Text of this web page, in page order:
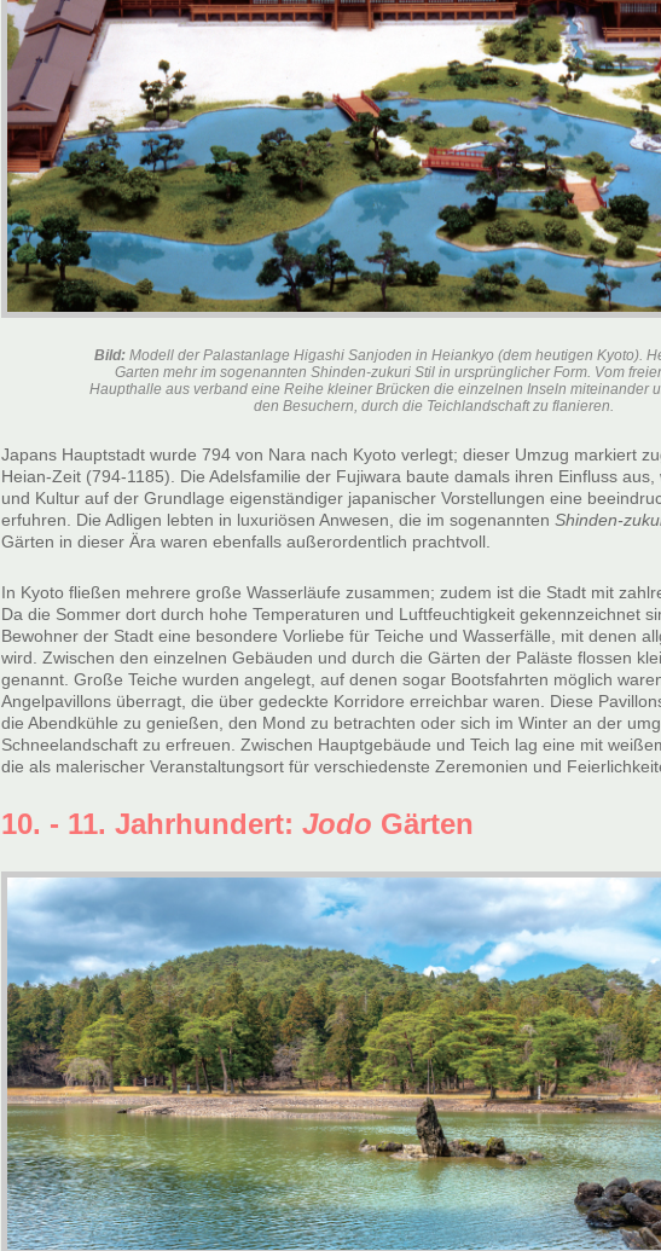
Bild: Modell der Palastanlage Higashi Sanjoden in Heiankyo (dem heutigen Kyoto).
Garten mehr im sogenannten Shinden-zukuri Stil in ursprünglicher Form. Vom
Haupthalle aus verband eine Reihe kleiner Brücken die einzelnen Inseln miteinander
den Besuchern, durch die Teichlandschaft zu flanieren.
Japans Hauptstadt wurde 794 von Nara nach Kyoto verlegt; dieser Umzug markiert
Heian-Zeit (794-1185). Die Adelsfamilie der Fujiwara baute damals ihren Einfluss
und Kultur auf der Grundlage eigenständiger japanischer Vorstellungen eine
erfuhren. Die Adligen lebten in luxuriösen Anwesen, die im sogenannten Shinden-
Gärten in dieser Ära waren ebenfalls außerordentlich prachtvoll.
In Kyoto fließen mehrere große Wasserläufe zusammen; zudem ist die Stadt mit
Da die Sommer dort durch hohe Temperaturen und Luftfeuchtigkeit gekennzeichnet
Bewohner der Stadt eine besondere Vorliebe für Teiche und Wasserfälle, mit denen
wird. Zwischen den einzelnen Gebäuden und durch die Gärten der Paläste flossen
genannt. Große Teiche wurden angelegt, auf denen sogar Bootsfahrten möglich
Angelpavillons überragt, die über gedeckte Korridore erreichbar waren. Diese
die Abendkühle zu genießen, den Mond zu betrachten oder sich im Winter an der
Schneelandschaft zu erfreuen. Zwischen Hauptgebäude und Teich lag eine mit
die als malerischer Veranstaltungsort für verschiedenste Zeremonien und
10. - 11. Jahrhundert: Jodo Gärten